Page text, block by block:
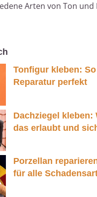
Arten von Ton und
Tonfigur kleben:
Reparatur perfekt
Dachziegel kleben:
das erlaubt und
Porzellan
für alle